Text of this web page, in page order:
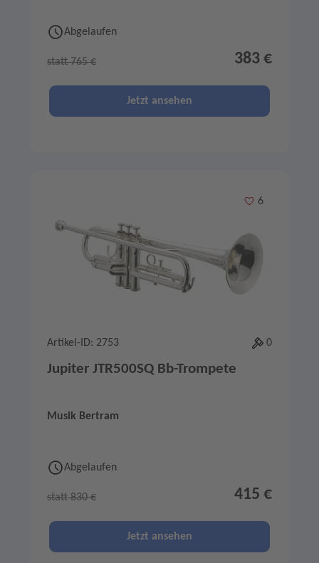
Abgelaufen
statt 765 € 383 €
Jetzt ansehen
Merken
6
Artikel-ID: 2753 0
Jupiter JTR500SQ Bb-Trompete
Musik Bertram
Abgelaufen
statt 830 € 415 €
Jetzt ansehen